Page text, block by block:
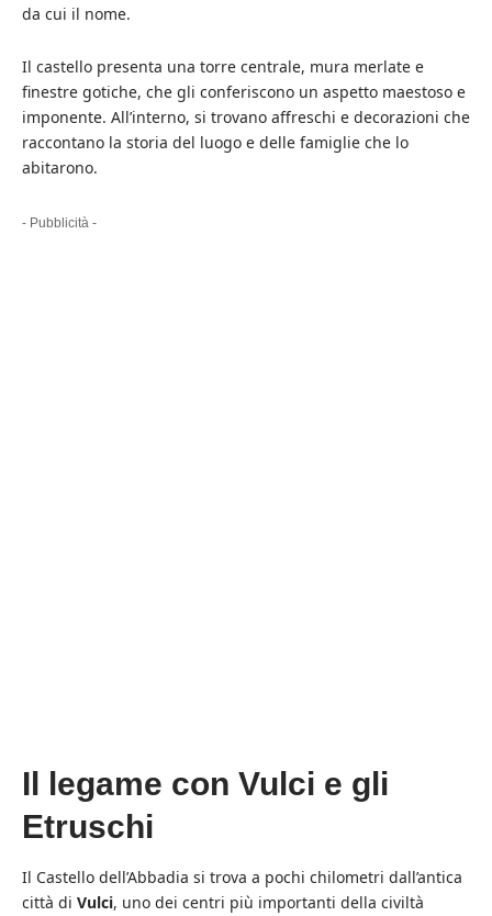
da cui il nome.
Il castello presenta una torre centrale, mura merlate e
finestre gotiche, che gli conferiscono un aspetto maestoso e
imponente. All’interno, si trovano affreschi e decorazioni che
raccontano la storia del luogo e delle famiglie che lo
abitarono.
- Pubblicità -
Il legame con Vulci e gli
Etruschi
Il Castello dell’Abbadia si trova a pochi chilometri dall’antica
città di Vulci, uno dei centri più importanti della civiltà